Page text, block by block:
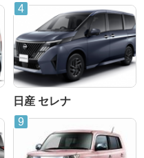
日産 セレナ